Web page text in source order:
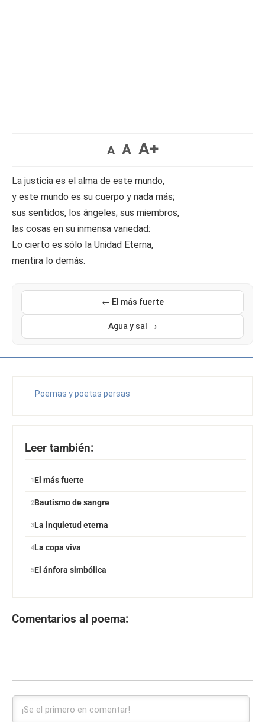
A A A+
La justicia es el alma de este mundo,
y este mundo es su cuerpo y nada más;
sus sentidos, los ángeles; sus miembros,
las cosas en su inmensa variedad:
Lo cierto es sólo la Unidad Eterna,
mentira lo demás.
← El más fuerte
Agua y sal →
Poemas y poetas persas
Leer también:
El más fuerte
Bautismo de sangre
La inquietud eterna
La copa viva
El ánfora simbólica
Comentarios al poema: